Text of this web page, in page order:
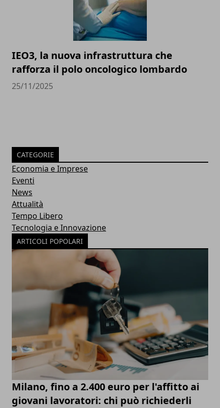
IEO3, la nuova infrastruttura che
rafforza il polo oncologico lombardo
25/11/2025
CATEGORIE
Economia e Imprese
Eventi
News
Attualità
Tempo Libero
Tecnologia e Innovazione
ARTICOLI POPOLARI
Milano, fino a 2.400 euro per l'affitto ai
giovani lavoratori: chi può richiederli